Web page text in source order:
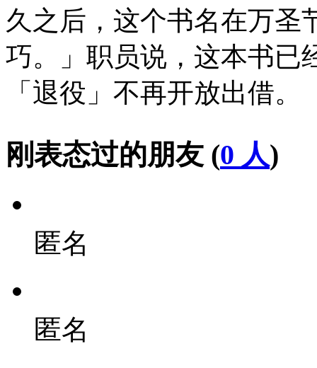
久之后，这个书名在万圣
巧。」职员说，这本书已
「退役」不再开放出借。
刚表态过的朋友 (0 人)
匿名
匿名